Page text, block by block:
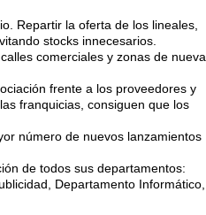
Repartir la oferta de los lineales,
stocks innecesarios.
comerciales y zonas de nueva
frente a los proveedores y
franquicias, consiguen que los
número de nuevos lanzamientos
de todos sus departamentos:
Departamento Informático,